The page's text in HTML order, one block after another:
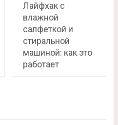
Лайфхак с
влажной
салфеткой и
стиральной
машиной: как это
работает